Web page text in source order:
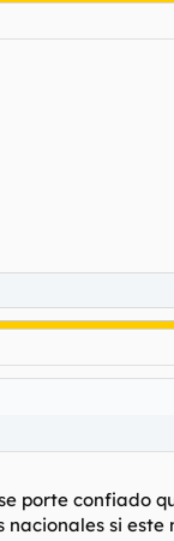
porte confiado
si